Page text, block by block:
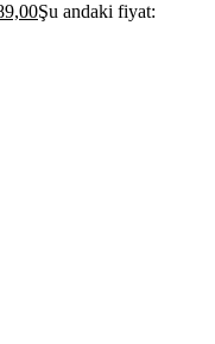
Şu andaki fiyat: